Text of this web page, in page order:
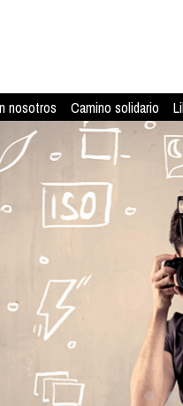
nosotros Camino solidario